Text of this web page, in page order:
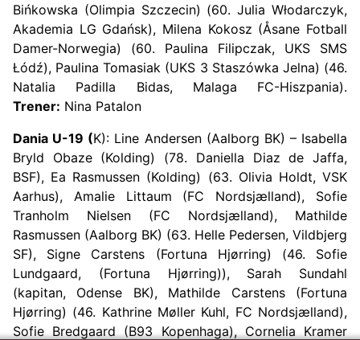
Bińkowska (Olimpia Szczecin) (60. Julia Włodarczyk,
Akademia LG Gdańsk), Milena Kokosz (Åsane Fotball
Damer-Norwegia) (60. Paulina Filipczak, UKS SMS
Łódź), Paulina Tomasiak (UKS 3 Staszówka Jelna) (46.
Natalia Padilla Bidas, Malaga FC-Hiszpania).
Trener: Nina Patalon
Dania U-19 (K): Line Andersen (Aalborg BK) – Isabella
Bryld Obaze (Kolding) (78. Daniella Diaz de Jaffa,
BSF), Ea Rasmussen (Kolding) (63. Olivia Holdt, VSK
Aarhus), Amalie Littaum (FC Nordsjælland), Sofie
Tranholm Nielsen (FC Nordsjælland), Mathilde
Rasmussen (Aalborg BK) (63. Helle Pedersen, Vildbjerg
SF), Signe Carstens (Fortuna Hjørring) (46. Sofie
Lundgaard, (Fortuna Hjørring)), Sarah Sundahl
(kapitan, Odense BK), Mathilde Carstens (Fortuna
Hjørring) (46. Kathrine Møller Kuhl, FC Nordsjælland),
Sofie Bredgaard (B93 Kopenhaga), Cornelia Kramer